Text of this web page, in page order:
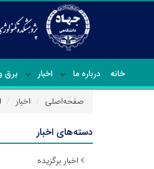
خانه درباره ما اخبار برق
صفحه‌اصلی اخبار
دسته‌های اخبار
اخبار برگزیده